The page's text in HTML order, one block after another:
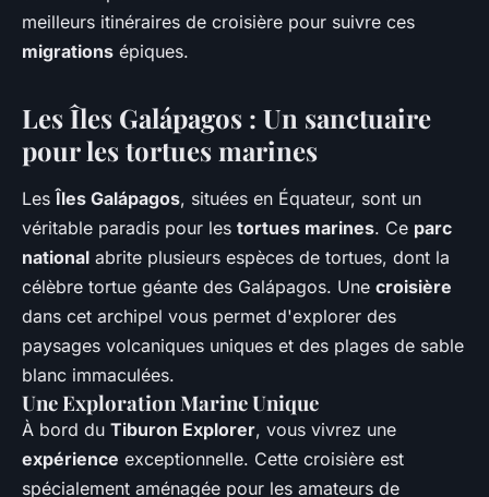
19 juin 2024 4 min de lecture
meilleurs itinéraires de croisière pour suivre ces
migrations épiques.
Les Îles Galápagos : Un sanctuaire
pour les tortues marines
Les Îles Galápagos, situées en Équateur, sont un
véritable paradis pour les tortues marines. Ce parc
national abrite plusieurs espèces de tortues, dont la
célèbre tortue géante des Galápagos. Une croisière
dans cet archipel vous permet d'explorer des
paysages volcaniques uniques et des plages de sable
blanc immaculées.
Une Exploration Marine Unique
À bord du Tiburon Explorer, vous vivrez une
expérience exceptionnelle. Cette croisière est
spécialement aménagée pour les amateurs de